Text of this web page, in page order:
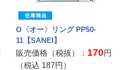
O〈オー〉リング PP50-
11【SANEI】
販売価格（税抜）： 170円
（税込 187円）